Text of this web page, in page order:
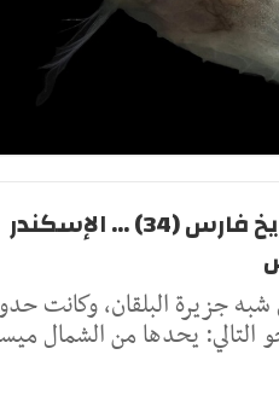
مسلسل تاريخ فارس (34) ... الإسكندر
شبه جزيرة البلقان، وكانت
التالي: يحدها من الشمال